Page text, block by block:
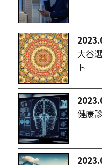
大谷
ト
健康